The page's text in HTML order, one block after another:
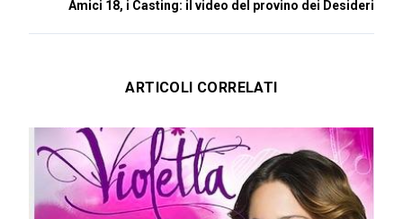
Amici 18, i Casting: il video del provino dei Desideri
ARTICOLI CORRELATI